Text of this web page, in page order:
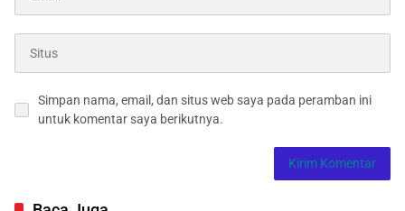
Simpan nama, email, dan situs web saya pada peramban ini
untuk komentar saya berikutnya.